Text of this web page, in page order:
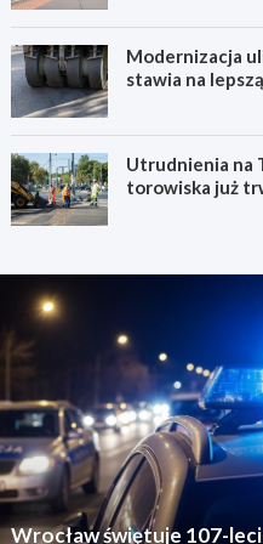
Modernizacja
stawia na
Utrudnienia na
torowiska już
Wrocław świętuje 107-